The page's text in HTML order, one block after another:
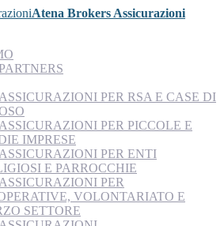
Atena Brokers Assicurazioni
ASSICURAZIONI PER RSA E CASE DI
ASSICURAZIONI PER PICCOLE E
IMPRESE
ASSICURAZIONI PER ENTI
E PARROCCHIE
ASSICURAZIONI PER
VOLONTARIATO E
SETTORE